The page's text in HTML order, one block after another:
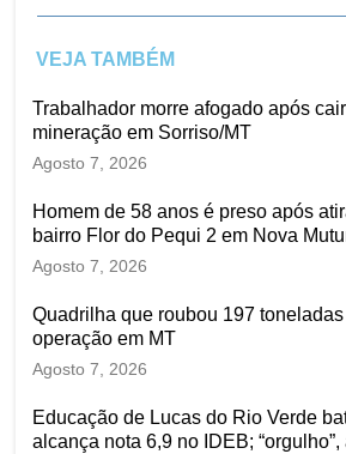
VEJA TAMBÉM
Trabalhador morre afogado após
mineração em Sorriso/MT
Agosto 7, 2026
Homem de 58 anos é preso após
bairro Flor do Pequi 2 em Nova
Agosto 7, 2026
Quadrilha que roubou 197
operação em MT
Agosto 7, 2026
Educação de Lucas do Rio Verde
alcança nota 6,9 no IDEB;